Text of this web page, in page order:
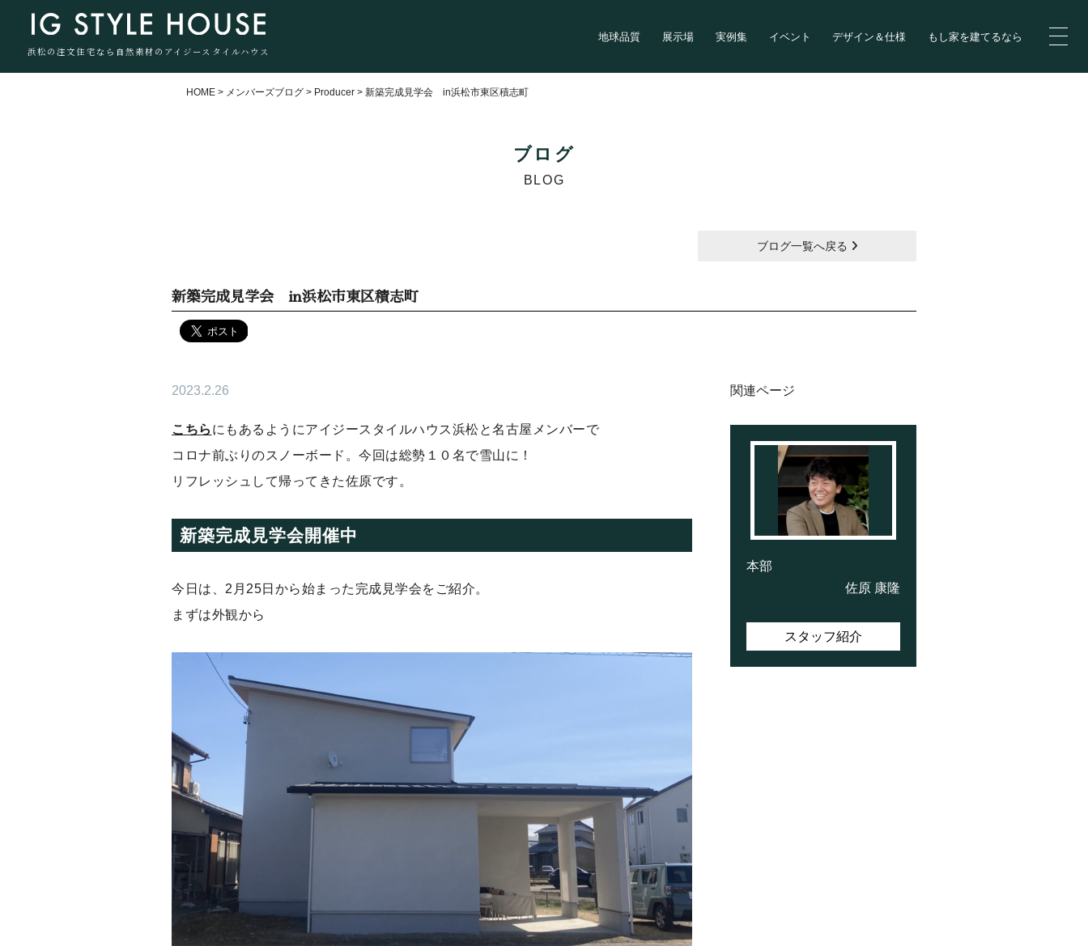
浜松の注文住宅なら自然素材のアイジースタイルハウス
地球品質 展示場 実例集 イベント デザイン＆仕様 もし家を建てるなら
HOME > メンバーズブログ > Producer >新築完成見学会 in浜松市東区積志町
ブログ
BLOG
ブログ一覧へ戻る
新築完成見学会 in浜松市東区積志町
2023.2.26
こちら にもあるようにアイジースタイルハウス浜松と名古屋メンバーで
コロナ前ぶりのスノーボード。今回は総勢１０名で雪山に！
リフレッシュして帰ってきた佐原です。
新築完成見学会開催中
今日は、2月25日から始まった完成見学会をご紹介。
まずは外観から
関連ページ
本部
佐原 康隆
スタッフ紹介